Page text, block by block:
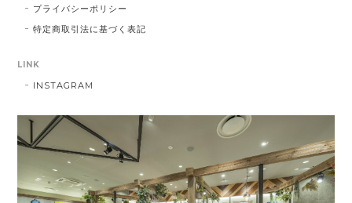
プライバシーポリシー
特定商取引法に基づく表記
LINK
INSTAGRAM